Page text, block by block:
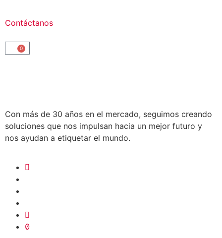
Contáctanos
0
Con más de 30 años en el mercado, seguimos creando
soluciones que nos impulsan hacia un mejor futuro y
nos ayudan a etiquetar el mundo.